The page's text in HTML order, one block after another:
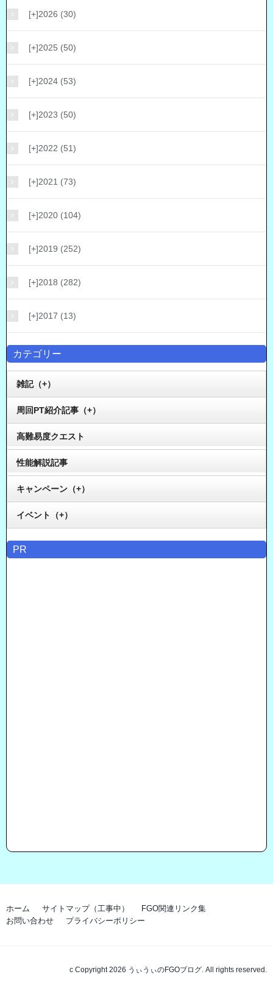
[+]2026 (30)
[+]2025 (50)
[+]2024 (53)
[+]2023 (50)
[+]2022 (51)
[+]2021 (73)
[+]2020 (104)
[+]2019 (252)
[+]2018 (282)
[+]2017 (13)
カテゴリー
雑記（+）
周回PT紹介記事（+）
高難易度クエスト
性能解説記事
キャンペーン（+）
イベント（+）
PR
ホーム サイトマップ（工事中）
FGO関連リンク集
お問い合わせ
プライバシーポリシー
c Copyright 2026 うぃうぃのFGOブログ. All rights reserved.